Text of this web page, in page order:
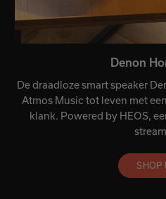
Denon
De draadloze smart speaker
Atmos Music tot leven met
klank. Powered by HEOS,
SHOP